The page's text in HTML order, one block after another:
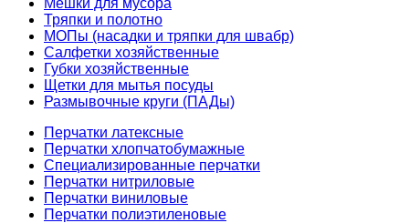
Тряпки и полотно
МОПы (насадки и тряпки для швабр)
Салфетки хозяйственные
Губки хозяйственные
Щетки для мытья посуды
Размывочные круги (ПАДы)
Перчатки латексные
Перчатки хлопчатобумажные
Специализированные перчатки
Перчатки нитриловые
Перчатки виниловые
Перчатки полиэтиленовые